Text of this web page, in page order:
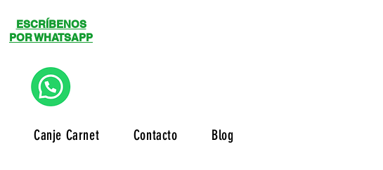
ESCRÍBENOS
POR WHATSAPP
Canje Carnet Contacto Blog